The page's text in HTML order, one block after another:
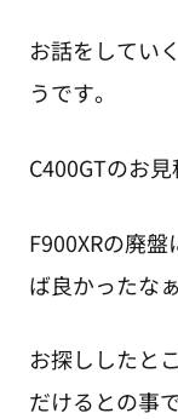
お話をしてい
うです。
C400GTのお
F900XRの廃
ば良かったな
お探ししたと
だけるとの事